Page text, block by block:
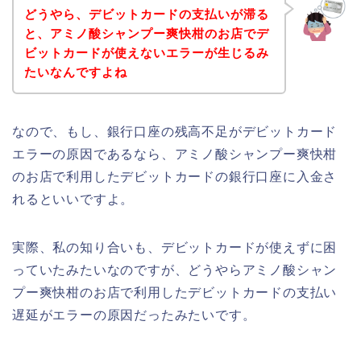
どうやら、デビットカードの支払いが滞る
と、アミノ酸シャンプー爽快柑のお店でデ
ビットカードが使えないエラーが生じるみ
たいなんですよね
なので、もし、銀行口座の残高不足がデビットカード
エラーの原因であるなら、アミノ酸シャンプー爽快柑
のお店で利用したデビットカードの銀行口座に入金さ
れるといいですよ。
実際、私の知り合いも、デビットカードが使えずに困
っていたみたいなのですが、どうやらアミノ酸シャン
プー爽快柑のお店で利用したデビットカードの支払い
遅延がエラーの原因だったみたいです。